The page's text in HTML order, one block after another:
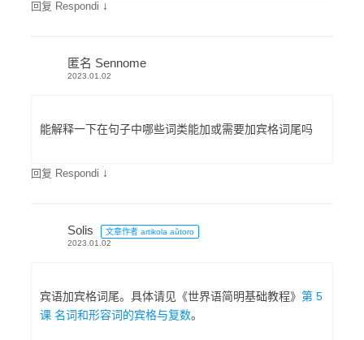
回复 Respondi ↓
匿名 Sennome
2023.01.02
能解释一下在句子中哪些词类能加或需要加宾格词尾吗
回复 Respondi ↓
Solis
文章作者 artikola aŭtoro
2023.01.02
宾语加宾格词尾。具体请见《世界语简明基础教程》 第 5
课 名词和形容词的宾格与复数。